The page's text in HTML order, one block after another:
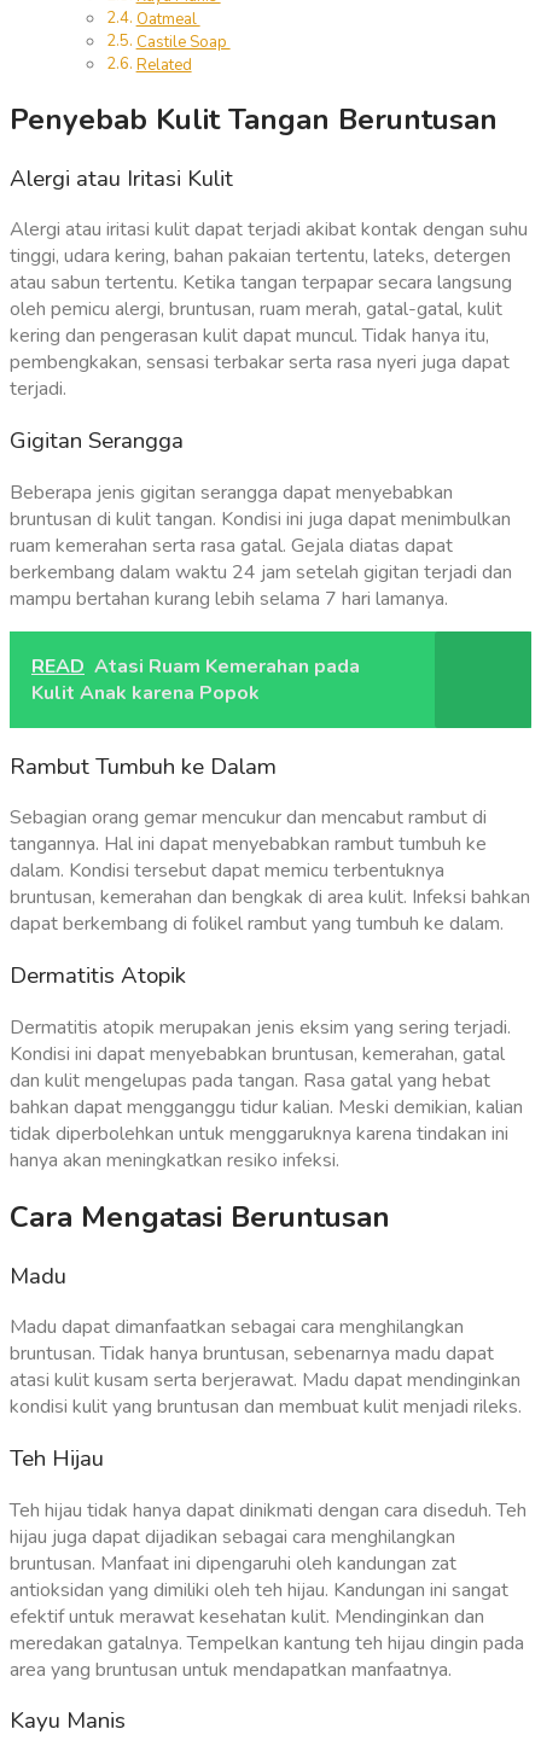
Oatmeal
Castile Soap
Related
Penyebab Kulit Tangan Beruntusan
Alergi atau Iritasi Kulit
Alergi atau iritasi kulit dapat terjadi akibat kontak dengan suhu
tinggi, udara kering, bahan pakaian tertentu, lateks, detergen
atau sabun tertentu. Ketika tangan terpapar secara langsung
oleh pemicu alergi, bruntusan, ruam merah, gatal-gatal, kulit
kering dan pengerasan kulit dapat muncul. Tidak hanya itu,
pembengkakan, sensasi terbakar serta rasa nyeri juga dapat
terjadi.
Gigitan Serangga
Beberapa jenis gigitan serangga dapat menyebabkan
bruntusan di kulit tangan. Kondisi ini juga dapat menimbulkan
ruam kemerahan serta rasa gatal. Gejala diatas dapat
berkembang dalam waktu 24 jam setelah gigitan terjadi dan
mampu bertahan kurang lebih selama 7 hari lamanya.
READ Atasi Ruam Kemerahan pada
Kulit Anak karena Popok
Rambut Tumbuh ke Dalam
Sebagian orang gemar mencukur dan mencabut rambut di
tangannya. Hal ini dapat menyebabkan rambut tumbuh ke
dalam. Kondisi tersebut dapat memicu terbentuknya
bruntusan, kemerahan dan bengkak di area kulit. Infeksi bahkan
dapat berkembang di folikel rambut yang tumbuh ke dalam.
Dermatitis Atopik
Dermatitis atopik merupakan jenis eksim yang sering terjadi.
Kondisi ini dapat menyebabkan bruntusan, kemerahan, gatal
dan kulit mengelupas pada tangan. Rasa gatal yang hebat
bahkan dapat mengganggu tidur kalian. Meski demikian, kalian
tidak diperbolehkan untuk menggaruknya karena tindakan ini
hanya akan meningkatkan resiko infeksi.
Cara Mengatasi Beruntusan
Madu
Madu dapat dimanfaatkan sebagai cara menghilangkan
bruntusan. Tidak hanya bruntusan, sebenarnya madu dapat
atasi kulit kusam serta berjerawat. Madu dapat mendinginkan
kondisi kulit yang bruntusan dan membuat kulit menjadi rileks.
Teh Hijau
Teh hijau tidak hanya dapat dinikmati dengan cara diseduh. Teh
hijau juga dapat dijadikan sebagai cara menghilangkan
bruntusan. Manfaat ini dipengaruhi oleh kandungan zat
antioksidan yang dimiliki oleh teh hijau. Kandungan ini sangat
efektif untuk merawat kesehatan kulit. Mendinginkan dan
meredakan gatalnya. Tempelkan kantung teh hijau dingin pada
area yang bruntusan untuk mendapatkan manfaatnya.
Kayu Manis